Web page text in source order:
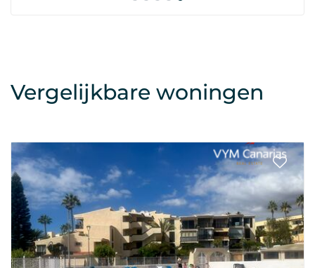
Vergelijkbare woningen